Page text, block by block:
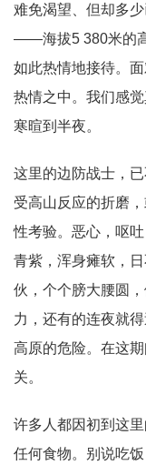
难免渴望、但却多
——海拔5 380米的
如此热情地接待。
热情之中。我们感
寒暄到半夜。
这里的边防战士，
受高山反应的折磨
性考验。恶心，呕
青紫，浑身瘫软，
伙，个个膀大腰圆
力，还有的连夜就
高原的危险。在这
关。
许多人都因初到这
任何食物。别说吃